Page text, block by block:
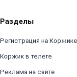
Разделы
Регистрация на Коржике
Коржик в телеге
Реклама на сайте